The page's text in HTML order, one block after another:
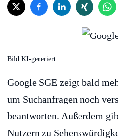
Bild KI-generiert
Google SGE zeigt bald
um Suchanfragen noch
beantworten. Außerdem
Nutzern zu